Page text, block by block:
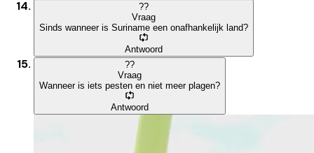
??
Vraag
Sinds wanneer is Suriname een onafhankelijk land?
Antwoord
??
Vraag
Wanneer is iets pesten en niet meer plagen?
Antwoord